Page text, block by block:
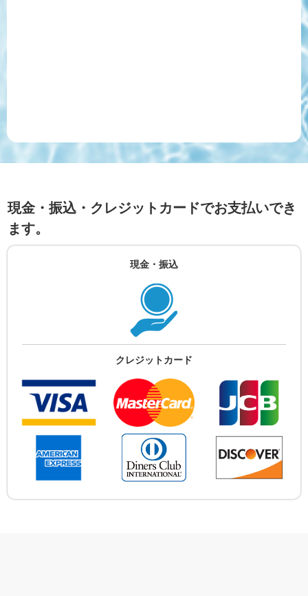
現金・振込・クレジットカードでお支払いでき
ます。
現金・振込
クレジットカード